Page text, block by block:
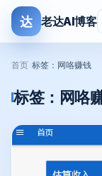
达 老达AI博客
首页 标签：网咯赚钱
标签： 网咯